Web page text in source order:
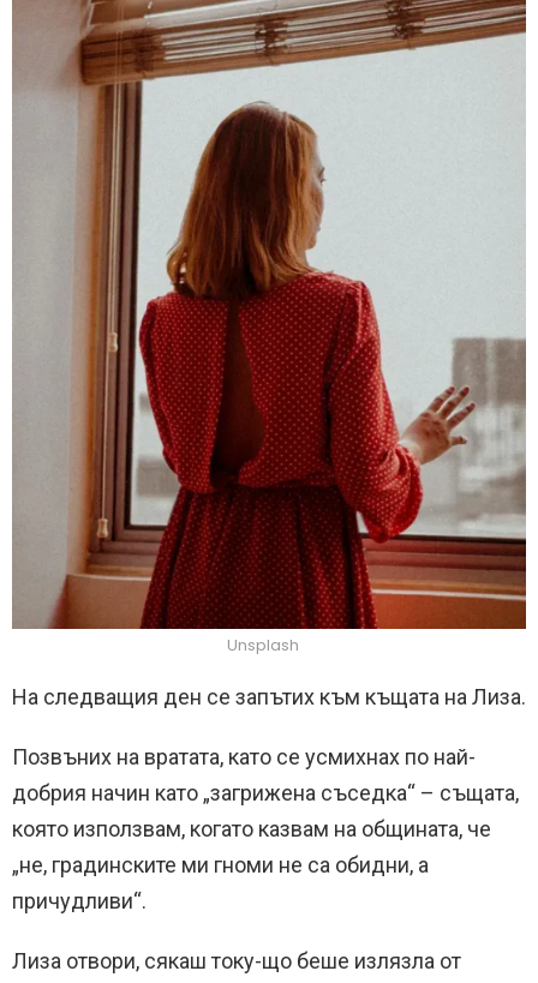
Unsplash
На следващия ден се запътих към къщата на Лиза.
Позвъних на вратата, като се усмихнах по най-
добрия начин като „загрижена съседка“ – същата,
която използвам, когато казвам на общината, че
„не, градинските ми гноми не са обидни, а
причудливи“.
Лиза отвори, сякаш току-що беше излязла от